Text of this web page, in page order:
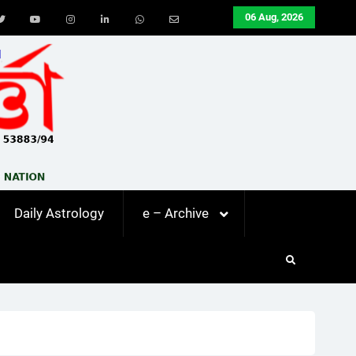
06 Aug, 2026
Youtube
Daily Astrology e – Archive